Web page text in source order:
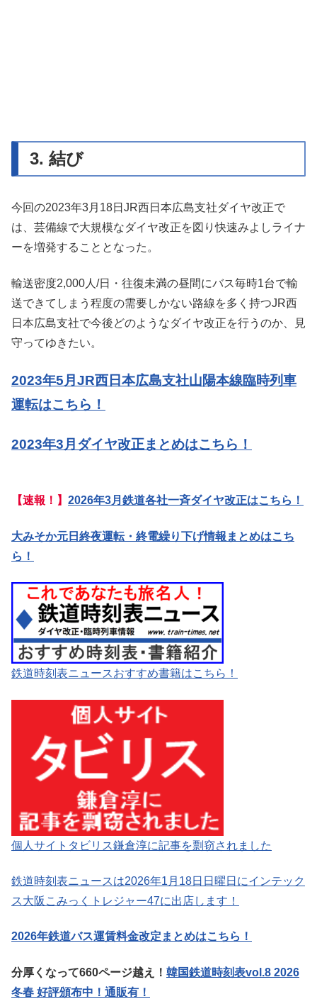
3. 結び
今回の2023年3月18日JR西日本広島支社ダイヤ改正で
は、芸備線で大規模なダイヤ改正を図り快速みよしライナ
ーを増発することとなった。
輸送密度2,000人/日・往復未満の昼間にバス毎時1台で輸
送できてしまう程度の需要しかない路線を多く持つJR西
日本広島支社で今後どのようなダイヤ改正を行うのか、見
守ってゆきたい。
2023年5月JR西日本広島支社山陽本線臨時列車
運転はこちら！
2023年3月ダイヤ改正まとめはこちら！
【速報！】 2026年3月鉄道各社一斉ダイヤ改正はこちら！
大みそか元日終夜運転・終電繰り下げ情報まとめはこち
ら！
鉄道時刻表ニュースおすすめ書籍はこちら！
個人サイトタビリス鎌倉淳に記事を剽窃されました
鉄道時刻表ニュースは2026年1月18日日曜日にインテック
ス大阪こみっくトレジャー47に出店します！
2026年鉄道バス運賃料金改定まとめはこちら！
分厚くなって660ページ越え！ 韓国鉄道時刻表vol.8 2026
冬春 好評頒布中！通販有！